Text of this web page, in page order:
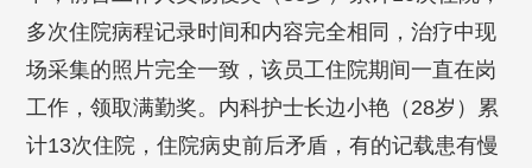
多次住院病程记录时间和内容完全相同，治疗中现
场采集的照片完全一致，该员工住院期间一直在岗
工作，领取满勤奖。内科护士长边小艳（28岁）累
计13次住院，住院病史前后矛盾，有的记载患有慢